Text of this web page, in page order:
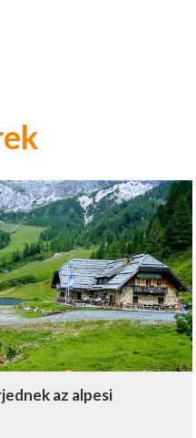
az alpesi